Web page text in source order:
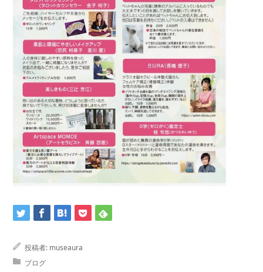
投稿者: museaura
ブログ